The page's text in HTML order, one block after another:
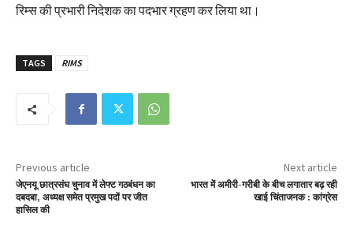
रिम्स की प्रभारी निदेशक का पदभार ग्रहण कर लिया था।
TAGS RIMS
Previous article
जेएनयू छात्रसंघ चुनाव में लेफ्ट गठबंधन का
दबदबा, अध्यक्ष समेत प्रमुख पदों पर जीत
हासिल की
Next article
भारत में अमीरी-गरीबी के बीच लगातार बढ़ रही
खाई चिंताजनक : कांग्रेस